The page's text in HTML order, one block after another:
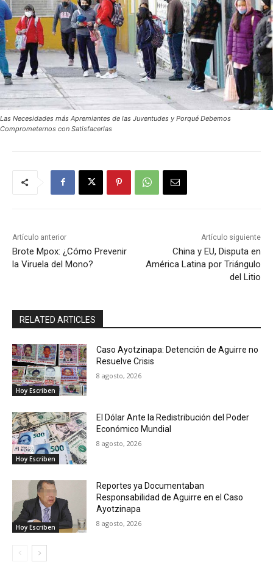
Las Necesidades más Apremiantes de las Juventudes y Porqué Debemos
Comprometernos con Satisfacerlas
Artículo anterior
Brote Mpox: ¿Cómo Prevenir
la Viruela del Mono?
Artículo siguiente
China y EU, Disputa en
América Latina por Triángulo
del Litio
RELATED ARTICLES
Hoy Escriben
Caso Ayotzinapa: Detención de Aguirre no
Resuelve Crisis
8 agosto, 2026
Hoy Escriben
El Dólar Ante la Redistribución del Poder
Económico Mundial
8 agosto, 2026
Hoy Escriben
Reportes ya Documentaban
Responsabilidad de Aguirre en el Caso
Ayotzinapa
8 agosto, 2026